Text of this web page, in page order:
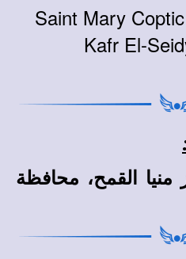
Saint Mary
Kafr El-
القمح، محافظة